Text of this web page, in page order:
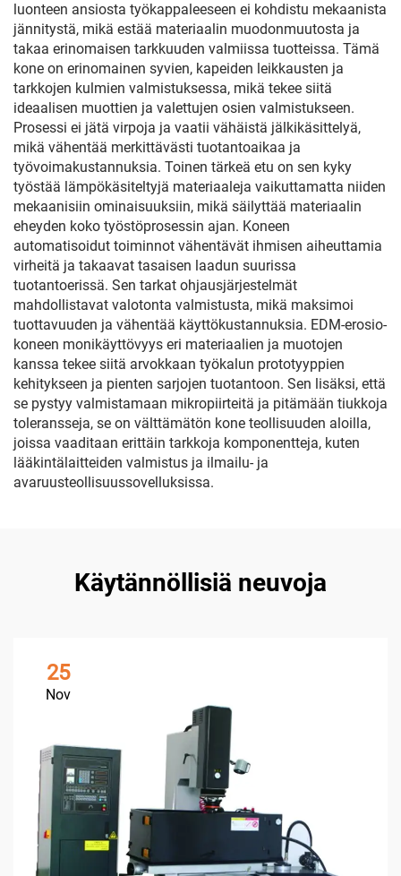
luonteen ansiosta työkappaleeseen ei kohdistu mekaanista
jännitystä, mikä estää materiaalin muodonmuutosta ja
takaa erinomaisen tarkkuuden valmiissa tuotteissa. Tämä
kone on erinomainen syvien, kapeiden leikkausten ja
tarkkojen kulmien valmistuksessa, mikä tekee siitä
ideaalisen muottien ja valettujen osien valmistukseen.
Prosessi ei jätä virpoja ja vaatii vähäistä jälkikäsittelyä,
mikä vähentää merkittävästi tuotantoaikaa ja
työvoimakustannuksia. Toinen tärkeä etu on sen kyky
työstää lämpökäsiteltyjä materiaaleja vaikuttamatta niiden
mekaanisiin ominaisuuksiin, mikä säilyttää materiaalin
eheyden koko työstöprosessin ajan. Koneen
automatisoidut toiminnot vähentävät ihmisen aiheuttamia
virheitä ja takaavat tasaisen laadun suurissa
tuotantoerissä. Sen tarkat ohjausjärjestelmät
mahdollistavat valotonta valmistusta, mikä maksimoi
tuottavuuden ja vähentää käyttökustannuksia. EDM-erosio-
koneen monikäyttövyys eri materiaalien ja muotojen
kanssa tekee siitä arvokkaan työkalun prototyyppien
kehitykseen ja pienten sarjojen tuotantoon. Sen lisäksi, että
se pystyy valmistamaan mikropiirteitä ja pitämään tiukkoja
toleransseja, se on välttämätön kone teollisuuden aloilla,
joissa vaaditaan erittäin tarkkoja komponentteja, kuten
lääkintälaitteiden valmistus ja ilmailu- ja
avaruusteollisuussovelluksissa.
Käytännöllisiä neuvoja
25
Nov